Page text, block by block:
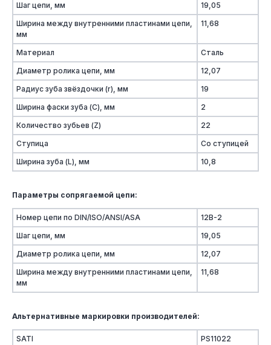
Шаг цепи, мм
19,05
Ширина между внутренними пластинами цепи,
мм
11,68
Материал
Сталь
Диаметр ролика цепи, мм
12,07
Радиус зуба звёздочки (r), мм
19
Ширина фаски зуба (C), мм
2
Количество зубьев (Z)
22
Ступица
Со ступицей
Ширина зуба (L), мм
10,8
Параметры сопрягаемой цепи:
Номер цепи по DIN/ISO/ANSI/ASA
12B-2
Шаг цепи, мм
19,05
Диаметр ролика цепи, мм
12,07
Ширина между внутренними пластинами цепи,
мм
11,68
Альтернативные маркировки производителей:
SATI PS11022